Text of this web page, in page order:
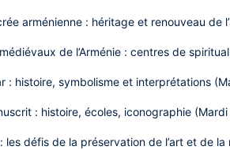
arménienne : héritage et renouveau
de l’Arménie : centres de
: histoire, symbolisme et interprétations
: histoire, écoles, iconographie
les défis de la préservation de l’art et de